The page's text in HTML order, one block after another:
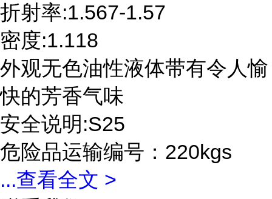
折射率:1.567-1.57
密度:1.118
外观无色油性液体带有令人愉
快的芳香气味
安全说明:S25
危险品运输编号：220kgs
...查看全文 >